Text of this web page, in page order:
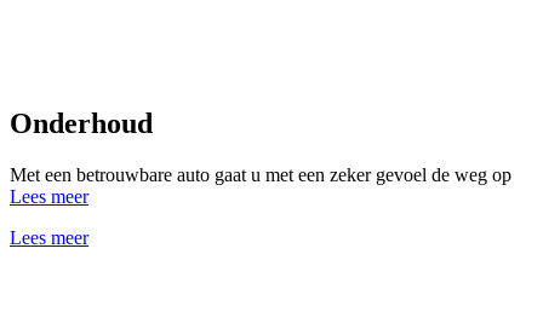
Onderhoud
Met een betrouwbare auto gaat u met een zeker gevoel de weg op
Lees meer
Lees meer